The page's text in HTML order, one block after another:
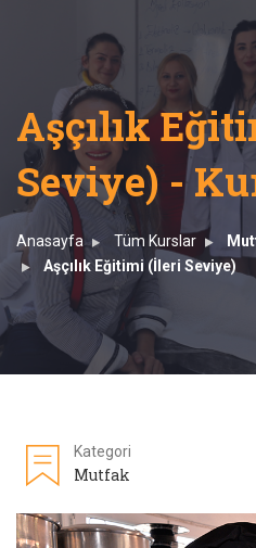
Aşçılık
Seviye) -
Anasayfa Tüm Kurslar
Aşçılık Eğitimi (İleri Seviye)
Kategori
Mutfak